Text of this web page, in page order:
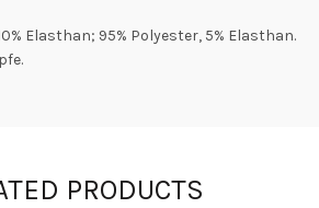
Elasthan; 95% Polyester, 5% Elasthan.
PRODUCTS